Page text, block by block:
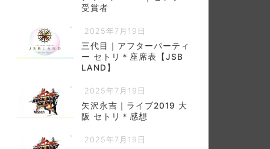
受賞者
2025年7月19日
三代目｜アフターパーティ
ー セトリ＊座席表【JSB
LAND】
2025年7月19日
矢沢永吉｜ライブ2019 大
阪 セトリ＊感想
2025年7月19日